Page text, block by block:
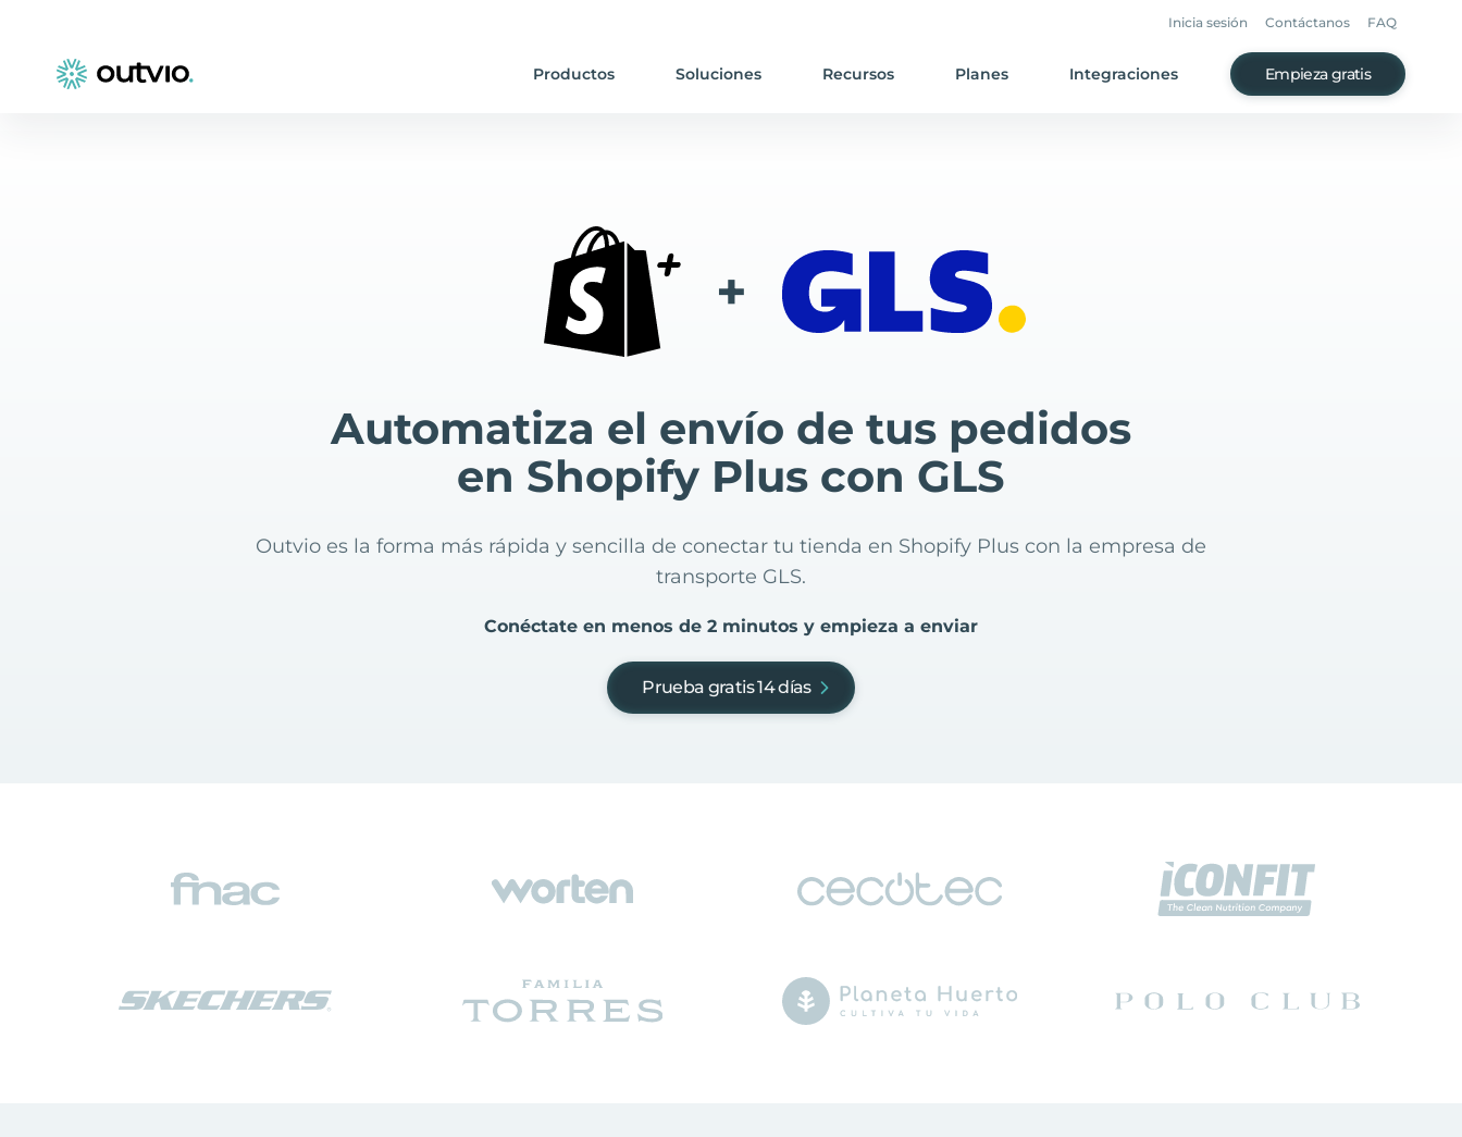
Inicia sesión Contáctanos FAQ
Productos Soluciones Recursos Planes Integraciones Empieza gratis
+
Automatiza el envío de tus pedidos
en Shopify Plus con GLS
Outvio es la forma más rápida y sencilla de conectar tu tienda en Shopify Plus con la empresa de
transporte GLS.
Conéctate en menos de 2 minutos y empieza a enviar
Prueba gratis 14 días